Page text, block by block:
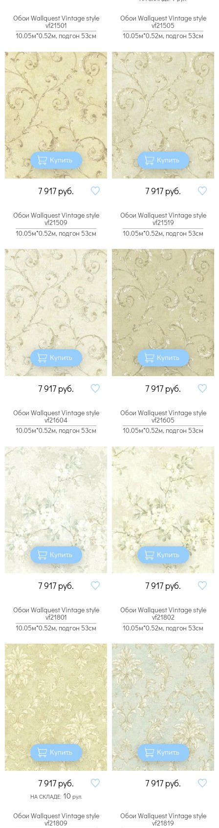
Обои Wallquest Vintage style
vf21501
10.05м*0.52м, подгон 53см
Купить
7 917 руб.
Обои Wallquest Vintage style
vf21505
10.05м*0.52м, подгон 53см
Купить
7 917 руб.
Обои Wallquest Vintage style
vf21509
10.05м*0.52м, подгон 53см
Купить
7 917 руб.
Обои Wallquest Vintage style
vf21519
10.05м*0.52м, подгон 53см
Купить
7 917 руб.
Обои Wallquest Vintage style
vf21604
10.05м*0.52м, подгон 53см
Купить
7 917 руб.
Обои Wallquest Vintage style
vf21605
10.05м*0.52м, подгон 53см
Купить
7 917 руб.
Обои Wallquest Vintage style
vf21801
10.05м*0.52м, подгон 53см
Купить
7 917 руб.
НА СКЛАДЕ: 10рул.
Обои Wallquest Vintage style
vf21802
10.05м*0.52м, подгон 53см
Купить
7 917 руб.
Обои Wallquest Vintage style
vf21809
Обои Wallquest Vintage style
vf21819